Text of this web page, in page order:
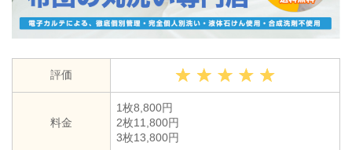
評価
料金
1枚8,800円
2枚11,800円
3枚13,800円